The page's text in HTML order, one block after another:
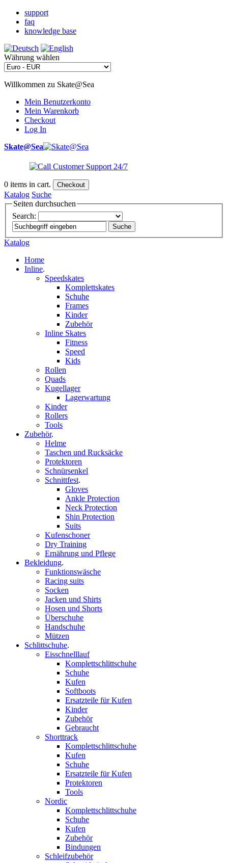
support
faq
knowledge base
Währung wählen
Willkommen zu Skate@Sea
Mein Benutzerkonto
Mein Warenkorb
Checkout
Log In
Skate@Sea
0 items in cart. Checkout
Katalog Suche
Seiten durchsuchen
Search:
Suche
Katalog
Home
Inline.
Speedskates
Komplettskates
Schuhe
Frames
Kinder
Zubehör
Inline Skates
Fitness
Speed
Kids
Rollen
Quads
Kugellager
Lagerwartung
Kinder
Rollers
Tools
Zubehör.
Helme
Taschen und Rucksäcke
Protektoren
Schnürsenkel
Schnittfest.
Gloves
Ankle Protection
Neck Protection
Shin Protection
Suits
Kufenschoner
Dry Training
Ernährung und Pflege
Bekleidung.
Funktionswäsche
Racing suits
Socken
Jacken und Shirts
Hosen und Shorts
Überschuhe
Handschuhe
Mützen
Schlittschuhe.
Eisschnelllauf
Komplettschlittschuhe
Schuhe
Kufen
Softboots
Ersatzteile für Kufen
Kinder
Zubehör
Gebraucht
Shorttrack
Komplettschlittschuhe
Kufen
Schuhe
Ersatzteile für Kufen
Protektoren
Tools
Nordic
Komplettschlittschuhe
Schuhe
Kufen
Zubehör
Bindungen
Schleifzubehör